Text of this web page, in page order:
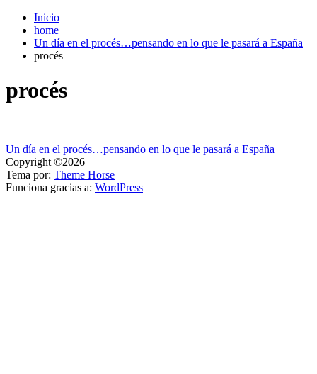
Inicio
home
Un día en el procés…pensando en lo que le pasará a España
procés
procés
Navegación
de
entradas
Un día en el procés…pensando en lo que le pasará a España
Copyright ©2026
Tema por: Theme Horse
Funciona gracias a: WordPress